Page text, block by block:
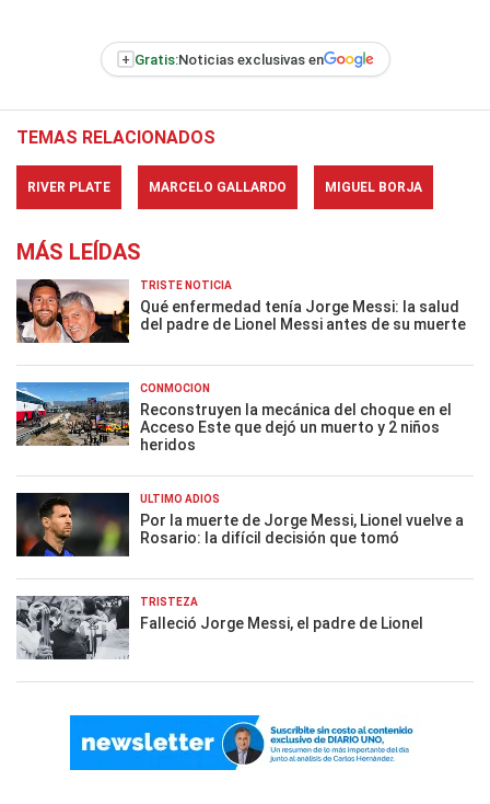
+ Gratis:Noticias exclusivas en
TEMAS RELACIONADOS
RIVER PLATE MARCELO GALLARDO MIGUEL BORJA
MÁS LEÍDAS
TRISTE NOTICIA
Qué enfermedad tenía Jorge Messi: la salud
del padre de Lionel Messi antes de su muerte
CONMOCIÓN
Reconstruyen la mecánica del choque en el
Acceso Este que dejó un muerto y 2 niños
heridos
ÚLTIMO ADIÓS
Por la muerte de Jorge Messi, Lionel vuelve a
Rosario: la difícil decisión que tomó
TRISTEZA
Falleció Jorge Messi, el padre de Lionel